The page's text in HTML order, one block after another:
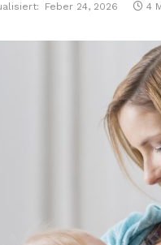
Feber 24, 2026 4